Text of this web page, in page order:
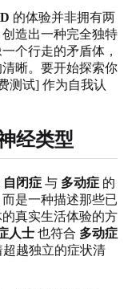
的体验并非拥有两
造出一种完全独特
个行走的矛盾体，
晰。要开始探索你
测试] 作为自我认
经类型
自闭症 与 多动症 的
是一种描述那些已
真实生活体验的方
人士 也符合 多动症
超越独立的症状清